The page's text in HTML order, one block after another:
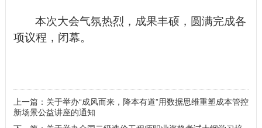
本次大会气氛热烈，成果丰硕，圆满完成各
项议程，闭幕。
上一篇：关于举办“成风而来，降本有道”用数据思维重塑成本管控
新场景公益讲座的通知